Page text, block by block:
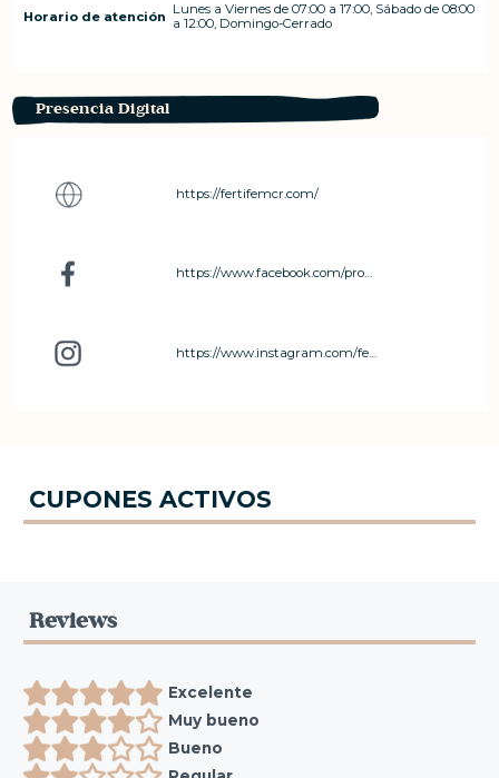
Horario de atención Lunes a Viernes de 07:00 a 17:00, Sábado de 08:00
a 12:00, Domingo-Cerrado
Presencia Digital
https://fertifemcr.com/
https://www.facebook.com/profile.php?id=100078660241771
https://www.instagram.com/fertifemcr/
Reviews
Excelente
Muy bueno
Bueno
CUPONES ACTIVOS